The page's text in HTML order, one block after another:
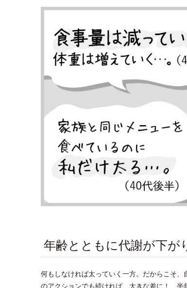
年齢とともに代謝が下が
何もしなければ太っていく一方。だからこそ
のアクションでも続ければ、大きな差に！ 半